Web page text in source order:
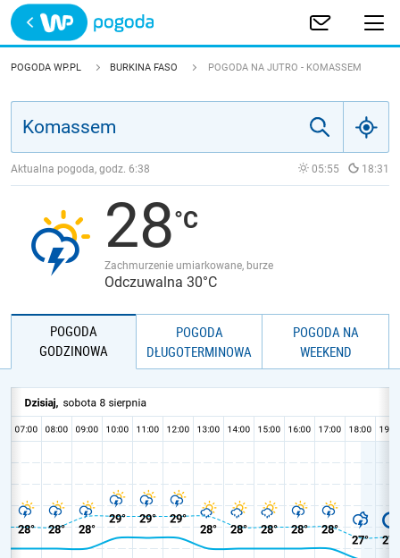
Trwa ładowanie
POLSKA
JAKOŚĆ POWIETRZA
POGODA WP.PL BURKINA FASO POGODA NA JUTRO - KOMASSEM
Aktualna pogoda, godz. 6:38 05:55 18:31
28
Zachmurzenie umiarkowane, burze
Odczuwalna 30°C
POGODA
GODZINOWA
POGODA
DŁUGOTERMINOWA
POGODA NA
WEEKEND